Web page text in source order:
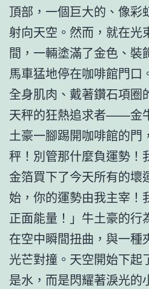
頂部，一個巨大的、像彩
射向天空。然而，就在光
間，一輛塗滿了金色、裝
馬車猛地停在咖啡館門口
全身肌肉、戴著鑽石項圈
天秤的狂熱追求者——金
土豪一腳踢開咖啡館的門
秤！別管那什麼負運勢！
金箔買下了今天所有的壞
始，你的運勢由我主宰！
正面能量！」牛土豪的行
在空中瞬間扭曲，與一種
光芒對撞。天空開始下起
是水，而是閃耀著淚光的